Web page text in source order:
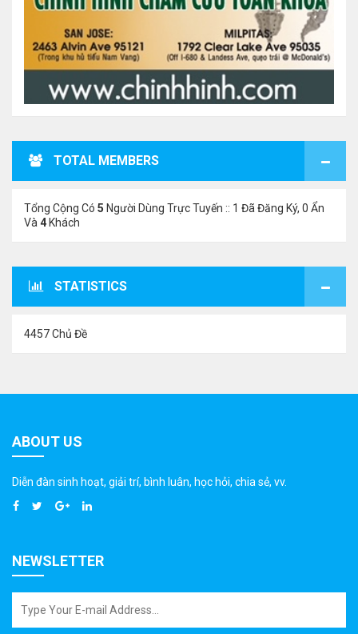
TOTAL MEMBERS
Tổng Cộng Có 5 Người Dùng Trực Tuyến :: 1 Đã Đăng Ký, 0 Ẩn
Và 4 Khách
STATISTICS
4457 Chủ Đề
ABOUT US
Diễn đàn sinh hoạt, giải trí, bình luân, học hỏi, chia sẻ, vv.
NEWSLETTER